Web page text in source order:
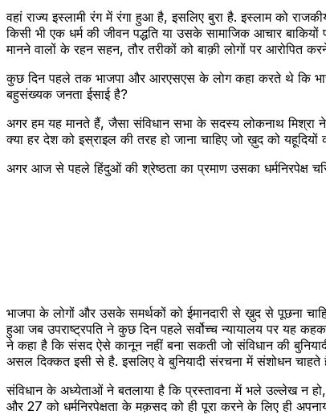
वहां राज्य इस्लामी रंग में रंगा हुआ है, इसलिए बुरा है. इस्लाम को
किसी भी एक धर्म की जीवन पद्धति या उसके सामाजिक आचार बाकियों
मानने वालों के रहन सहन, तौर तरीकों को बाक़ी लोगों पर आरोपित
कुछ दिन पहले तक भाजपा और आरएसएस के लोग कहा करते थे कि भारत
बहुसंख्यक जनता ईसाई है?
अगर हम यह मानते हैं, जैसा संविधान सभा के सदस्य लोकनाथ मिश्रा ने
क्या हर देश को इस्राइल की तरह हो जाना चाहिए जो ख़ुद को यहूदियों
अगर आज से पहले हिंदुओं की श्रेष्ठता का प्रमाण उसका धर्मनिरपेक्ष
भाजपा के लोगों और उसके समर्थकों को ईमानदारी से ख़ुद से पूछना
हुआ जब उपराष्ट्रपति ने कुछ दिन पहले सर्वोच्च न्यायालय पर यह
ने कहा है कि संसद ऐसे कानून नहीं बना सकती जो संविधान की
असल दिक्कत इसी से है. इसलिए वे बुनियादी संरचना में संशोधन चाहते
संविधान के अध्येताओं ने बतलाया है कि प्रस्तावना में भले उल्लेख न हो,
और 27 को धर्मनिरपेक्षता के मक़सद को ही पूरा करने के लिए ही